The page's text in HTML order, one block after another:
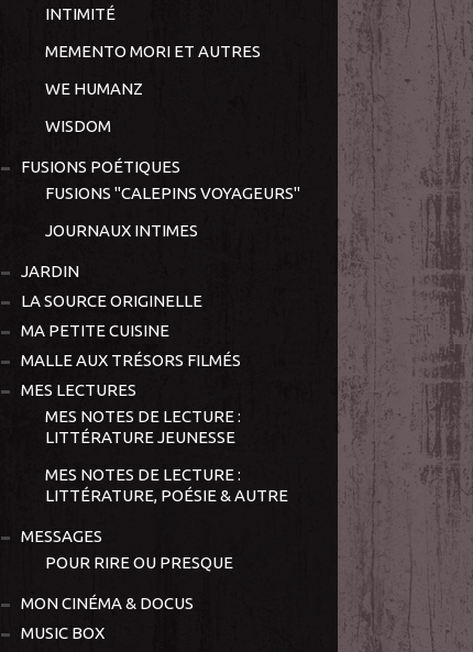
INTIMITÉ
MEMENTO MORI ET AUTRES
WE HUMANZ
WISDOM
FUSIONS POÉTIQUES
FUSIONS "CALEPINS VOYAGEURS"
JOURNAUX INTIMES
JARDIN
LA SOURCE ORIGINELLE
MA PETITE CUISINE
MALLE AUX TRÉSORS FILMÉS
MES LECTURES
MES NOTES DE LECTURE :
LITTÉRATURE JEUNESSE
MES NOTES DE LECTURE :
LITTÉRATURE, POÉSIE & AUTRE
MESSAGES
POUR RIRE OU PRESQUE
MON CINÉMA & DOCUS
MUSIC BOX